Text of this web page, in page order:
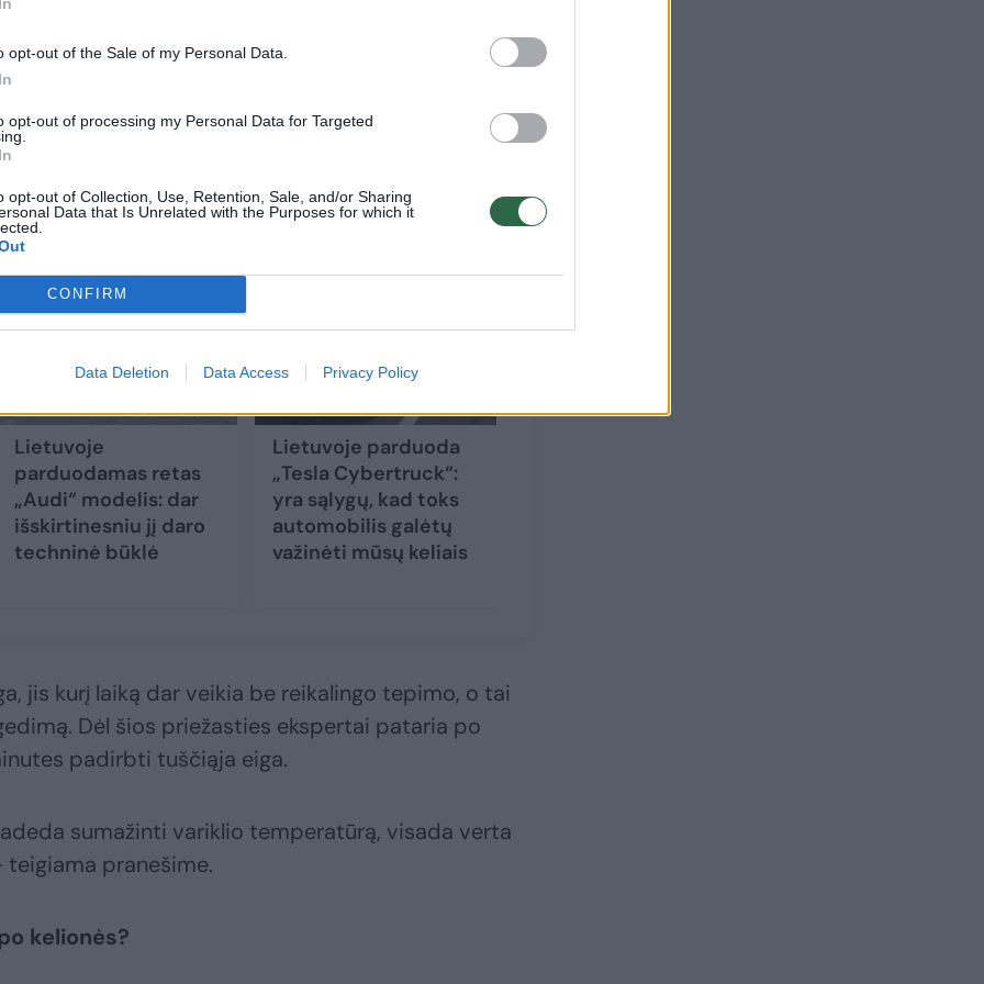
opt-out of the Sale of my Personal Data.
opt-out of processing my Personal Data for Targeted
opt-out of Collection, Use, Retention, Sale, and/or Sharing
Data that Is Unrelated with the Purposes for which it
CONFIRM
Data Deletion Data Access Privacy Policy
variklyje ir tiekia daugiau deguonies
Lietuvoje
parduodamas retas
„Audi“ modelis: dar
išskirtinesniu jį daro
techninė būklė
Lietuvoje parduoda
„Tesla Cybertruck“:
yra sąlygų, kad toks
automobilis galėtų
važinėti mūsų keliais
jis kurį laiką dar veikia be reikalingo tepimo, o tai
Dėl šios priežasties ekspertai pataria po
padirbti tuščiąja eiga.
sumažinti variklio temperatūrą, visada verta
teigiama pranešime.
kelionės?